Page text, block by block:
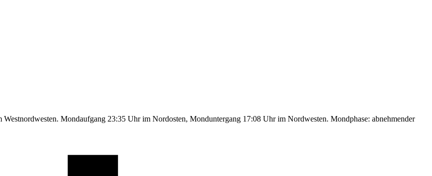
Mondaufgang 23:35 Uhr im Nordosten, Monduntergang 17:08 Uhr im Nordwesten. Mondphase: abnehmender